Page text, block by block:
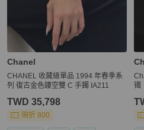
條件、退貨政策或限制。
【電子發票與關稅政策】
★ 商品通過鑑定（鑑證）後，
額的台灣統一發票，以電子發票形式
★ 各國海關如有關稅 PopChill 均依
Chanel
CHANEL 收藏級單品 1994 年春季系
列 復古金色鏤空雙 C 手鐲 IA211
TWD 35,798
現折 800
镯